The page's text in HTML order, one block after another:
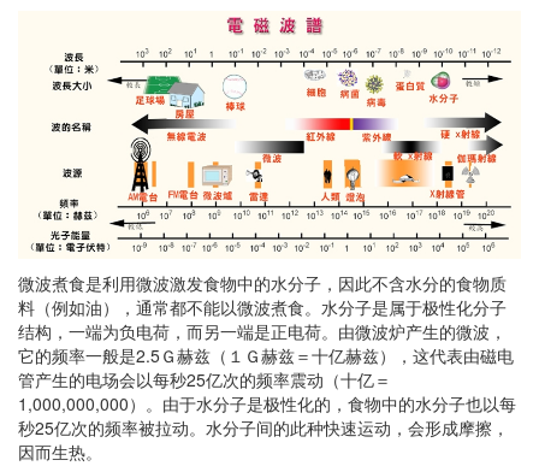
微波煮食是利用微波激发食物中的水分子，因此不含水分的食物质
料（例如油），通常都不能以微波煮食。水分子是属于极性化分子
结构，一端为负电荷，而另一端是正电荷。由微波炉产生的微波，
它的频率一般是2.5Ｇ赫兹（１Ｇ赫兹＝十亿赫兹），这代表由磁电
管产生的电场会以每秒25亿次的频率震动（十亿＝
1,000,000,000）。由于水分子是极性化的，食物中的水分子也以每
秒25亿次的频率被拉动。水分子间的此种快速运动，会形成摩擦，
因而生热。